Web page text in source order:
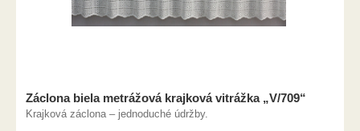
Záclona biela metrážová krajková vitrážka „V/709“
Krajková záclona – jednoduché údržby.